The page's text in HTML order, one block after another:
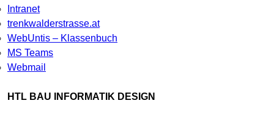
Intranet
trenkwalderstrasse.at
WebUntis – Klassenbuch
MS Teams
Webmail
HTL BAU INFORMATIK DESIGN